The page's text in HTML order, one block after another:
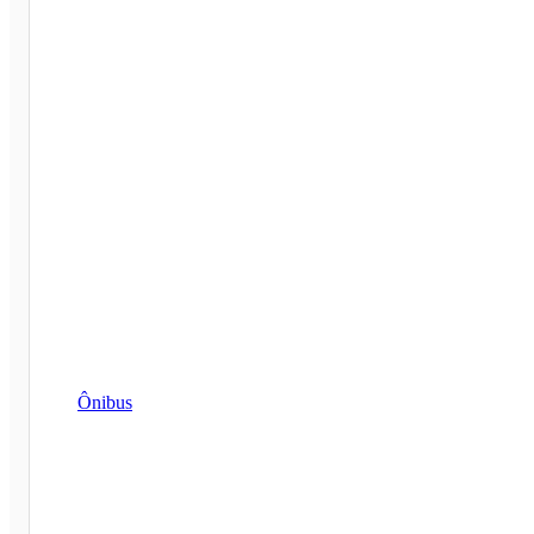
Ônibus